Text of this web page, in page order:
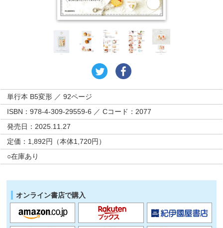
単行本 B5変形 ／ 92ページ
ISBN：978-4-309-29559-6 ／ Cコード：2077
発売日：2025.11.27
定価：1,892円（本体1,720円）
○在庫あり
オンライン書店で購入